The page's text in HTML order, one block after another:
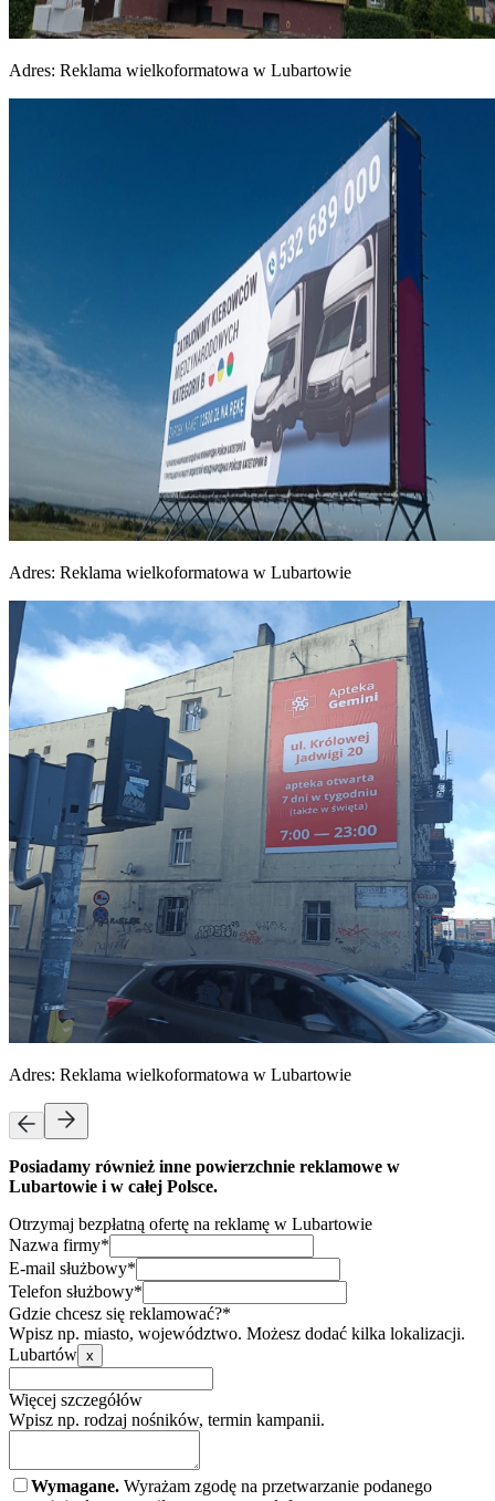
Adres: Reklama wielkoformatowa w Lubartowie
Adres: Reklama wielkoformatowa w Lubartowie
Adres: Reklama wielkoformatowa w Lubartowie
Posiadamy również inne powierzchnie reklamowe w
Lubartowie i w całej Polsce.
Otrzymaj bezpłatną ofertę na reklamę w Lubartowie
Nazwa firmy*
E-mail służbowy*
Telefon służbowy*
Gdzie chcesz się reklamować?*
Wpisz np. miasto, województwo. Możesz dodać kilka lokalizacji.
Lubartów x
Więcej szczegółów
Wpisz np. rodzaj nośników, termin kampanii.
Wymagane. Wyrażam zgodę na przetwarzanie podanego